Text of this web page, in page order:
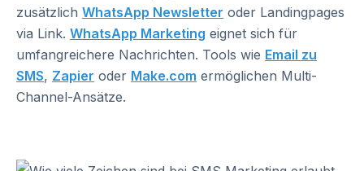
zusätzlich WhatsApp Newsletter oder Landingpages
via Link. WhatsApp Marketing eignet sich für
umfangreichere Nachrichten. Tools wie Email zu
SMS, Zapier oder Make.com ermöglichen Multi-
Channel-Ansätze.